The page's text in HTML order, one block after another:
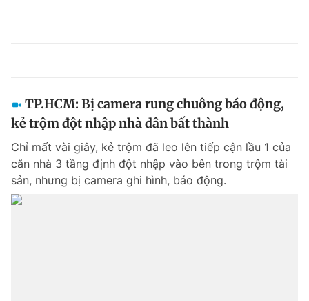
TP.HCM: Bị camera rung chuông báo động,
kẻ trộm đột nhập nhà dân bất thành
Chỉ mất vài giây, kẻ trộm đã leo lên tiếp cận lầu 1 của
căn nhà 3 tầng định đột nhập vào bên trong trộm tài
sản, nhưng bị camera ghi hình, báo động.